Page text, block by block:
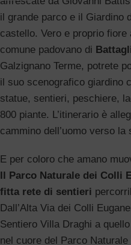
il grande parco e il Giardino
castello. Vero e proprio fiore
comune padovano di
Galzignano Terme, potrete
il suo scenografico giardino
statue, sentieri, peschiere,
800 piante. L’itinerario è
cammino dell’uomo verso la
E per coloro che amano
Il Parco Naturale dei Colli
fitta rete di sentieri
Dall’Alta Via dei Colli
Sentiero Villa Draghi a
nel cuore del Parco